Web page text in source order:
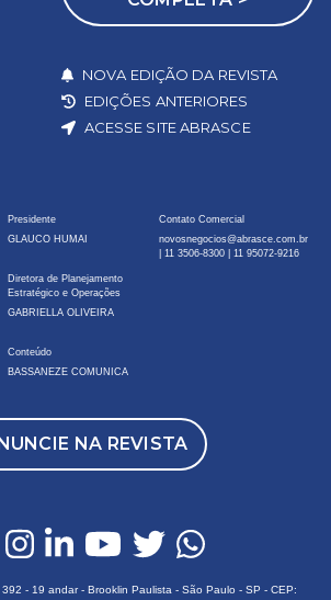
NOVA EDIÇÃO DA REVISTA
EDIÇÕES ANTERIORES
ACESSE SITE ABRASCE
Presidente
GLAUCO HUMAI
Diretora de Planejamento
Estratégico e Operações
GABRIELLA OLIVEIRA
Conteúdo
BASSANEZE COMUNICA
Contato Comercial
novosnegocios@abrasce.com.br
11 3506-8300| 11 95072-9216
NA REVISTA
- 19 andar - Brooklin Paulista - São Paulo - SP - CEP: